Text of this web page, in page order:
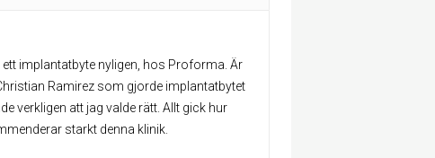
implantatbyte nyligen, hos Proforma. Är
Ramirez som gjorde implantatbytet
verkligen att jag valde rätt. Allt gick hur
starkt denna klinik.